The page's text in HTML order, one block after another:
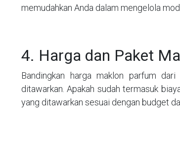
memudahkan Anda dalam mengelola
4. Harga dan Paket
Bandingkan harga maklon parfum
ditawarkan. Apakah sudah termasuk
yang ditawarkan sesuai dengan budget